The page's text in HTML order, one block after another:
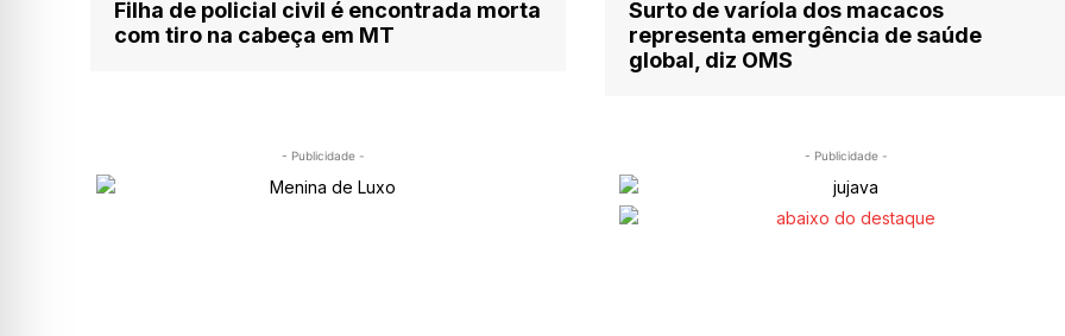
Filha de policial civil é encontrada morta
com tiro na cabeça em MT
Surto de varíola dos macacos
representa emergência de saúde
global, diz OMS
- Publicidade - - Publicidade -